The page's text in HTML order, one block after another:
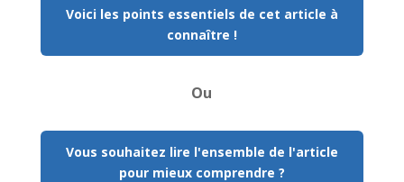
Voici les points essentiels de cet article à
connaître !
Ou
Vous souhaitez lire l'ensemble de l'article
pour mieux comprendre ?